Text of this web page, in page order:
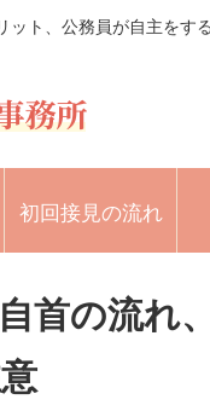
ット、公務員が自主をす
初回接見の流れ
首の流れ